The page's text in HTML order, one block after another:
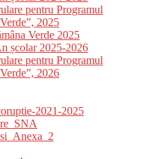
pentru Programul
2025
Verde 2025
școlar 2025-2026
pentru Programul
2026
2021-2025